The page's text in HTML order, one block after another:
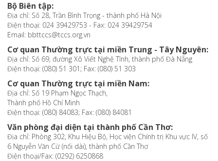
Bộ Biên tập:
Địa chỉ: Số 28, Trần Bình Trọng - thành phố Hà Nội
Điện thoại: 024 39429753 - Fax: 024 39429754
Email: bbttccs@tccs.org.vn
Cơ quan Thường trực tại miền Trung - Tây Nguyên:
Địa chỉ: Số 69, đường Xô Viết Nghệ Tĩnh, thành phố Đà Nẵng
Điện thoại: (080) 51 301; Fax: (080) 51 303
Cơ quan Thường trực tại miền Nam:
Địa chỉ: Số 19 Phạm Ngọc Thạch,
Thành phố Hồ Chí Minh
Điện thoại: (080) 84083; Fax: (080) 84081
Văn phòng đại diện tại thành phố Cần Thơ:
Địa chỉ: Phòng 302, Khu Hiệu Bộ, Học viện Chính trị Khu vực IV, số
6 Nguyễn Văn Cừ (nối dài), thành phố Cần Thơ
Điện thoại/Fax: (0292) 6250868